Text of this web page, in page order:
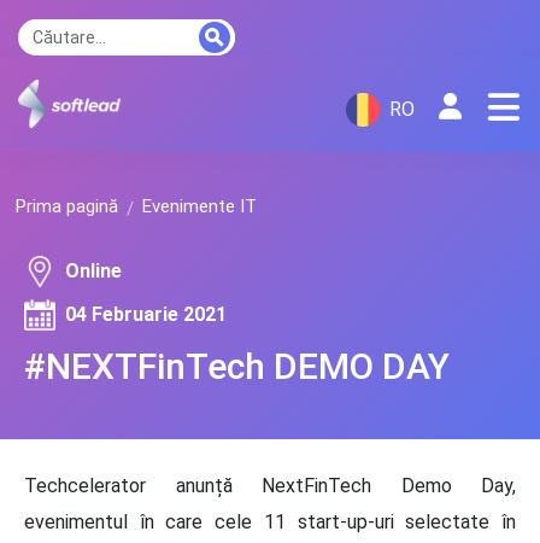
RO
Prima pagină Evenimente IT
#NEXTFinTech DEMO DAY
Online
04 Februarie 2021
Techcelerator anunță NextFinTech Demo Day,
evenimentul în care cele 11 start-up-uri selectate în